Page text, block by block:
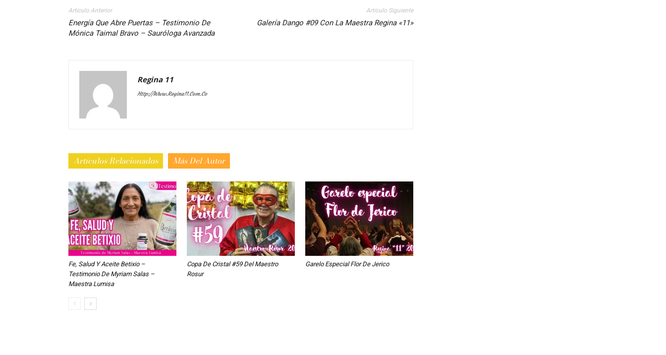
Artículo Anterior
Energía Que Abre Puertas – Testimonio De
Mónica Taimal Bravo – Sauróloga Avanzada
Artículo Siguiente
Galería Dango #09 Con La Maestra Regina «11»
Regina 11
Http://www.regina11.com.co
Artículos Relacionados Más Del Autor
Fe, Salud Y Aceite Betixio –
Testimonio De Myriam Salas –
Maestra Lumisa
Copa De Cristal #59 Del Maestro
Rosur
Garelo Especial Flor De Jerico